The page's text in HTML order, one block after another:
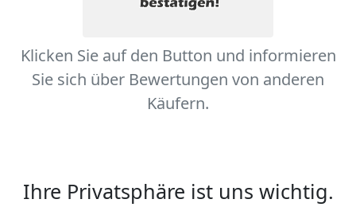
Klicken Sie auf den Button und informieren
Sie sich über Bewertungen von anderen
Käufern.
Ihre Privatsphäre ist uns wichtig.